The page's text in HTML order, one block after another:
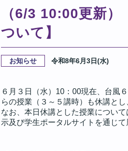
（6/3 10:00更新
ついて】
お知らせ 令和8年6月3日(水)
６月３日（水） 10 ： 00現在、台風
らの授業（３～５講時）も休講とし
なお、本日休講とした授業につい
示及び学生ポータルサイトを通じ